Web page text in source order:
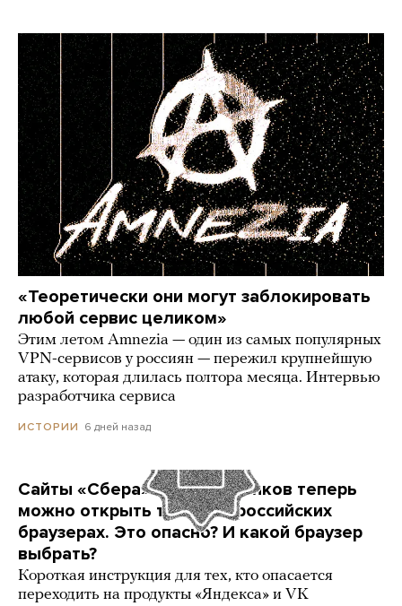
«Теоретически они могут заблокировать
любой сервис целиком»
Этим летом Amnezia — один из самых популярных
VPN-сервисов у россиян — пережил крупнейшую
атаку, которая длилась полтора месяца. Интервью
разработчика сервиса
ИСТОРИИ 6 дней назад
Сайты «Сбера» и других банков теперь
можно открыть только в российских
браузерах. Это опасно? И какой браузер
выбрать?
Короткая инструкция для тех, кто опасается
переходить на продукты «Яндекса» и VK